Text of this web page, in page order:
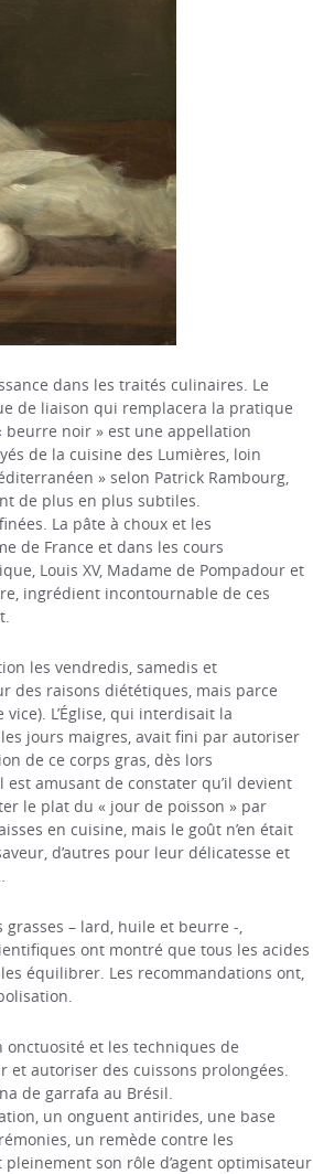
dans les traités culinaires. Le
de liaison qui remplacera la pratique
beurre noir » est une appellation
de la cuisine des Lumières, loin
» selon Patrick Rambourg,
de plus en plus subtiles.
La pâte à choux et les
de France et dans les cours
Louis XV, Madame de Pompadour et
ingrédient incontournable de ces
les vendredis, samedis et
des raisons diététiques, mais parce
L’Église, qui interdisait la
jours maigres, avait fini par autoriser
de ce corps gras, dès lors
amusant de constater qu’il devient
le plat du « jour de poisson » par
en cuisine, mais le goût n’en était
d’autres pour leur délicatesse et
grasses – lard, huile et beurre -,
ont montré que tous les acides
équilibrer. Les recommandations ont,
et les techniques de
et autoriser des cuissons prolongées.
de garrafa au Brésil.
un onguent antirides, une base
un remède contre les
son rôle d’agent optimisateur